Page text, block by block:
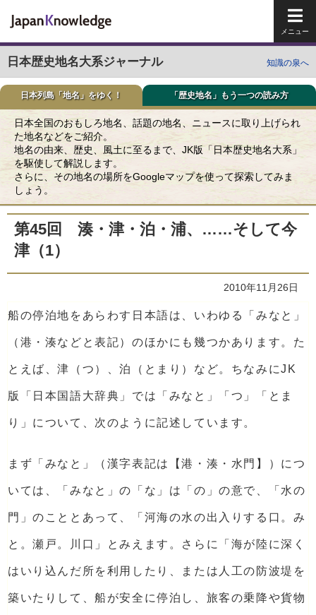
日本歴史地名大系ジャーナル 知識の泉へ
日本列島「地名」をゆく！ 「歴史地名」もう一つの読み方
日本全国のおもしろ地名、話題の地名、ニュースに取り上げられ
た地名などをご紹介。
地名の由来、歴史、風土に至るまで、JK版「日本歴史地名大系」
を駆使して解説します。
さらに、その地名の場所をGoogleマップを使って探索してみま
しょう。
第45回 湊・津・泊・浦、……そして今
津（1）
2010年11月26日
船の停泊地をあらわす日本語は、いわゆる「みなと」
（港・湊などと表記）のほかにも幾つかあります。た
とえば、津（つ）、泊（とまり）など。ちなみにJK
版「日本国語大辞典」では「みなと」「つ」「とま
り」について、次のように記述しています。
まず「みなと」（漢字表記は【港・湊・水門】）につ
いては、「みなと」の「な」は「の」の意で、「水の
門」のこととあって、「河海の水の出入りする口。み
と。瀬戸。川口」とみえます。さらに「海が陸に深く
はいり込んだ所を利用したり、または人工の防波堤を
築いたりして、船が安全に停泊し、旅客の乗降や貨物